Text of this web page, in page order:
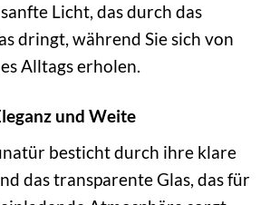
Licht, das durch das
dringt, während Sie sich von
Alltags erholen.
und Weite
besticht durch ihre klare
das transparente Glas, das für